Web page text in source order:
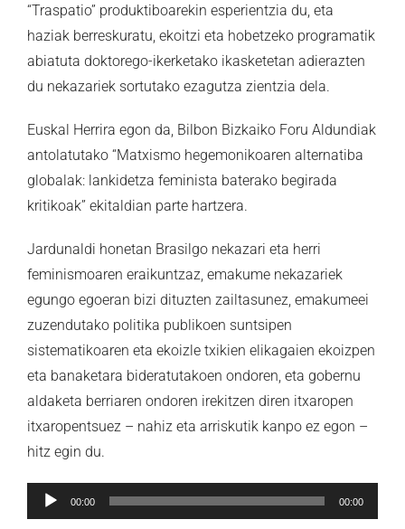
“Traspatio” produktiboarekin esperientzia du, eta
haziak berreskuratu, ekoitzi eta hobetzeko programatik
abiatuta doktorego-ikerketako ikasketetan adierazten
du nekazariek sortutako ezagutza zientzia dela.
Euskal Herrira egon da, Bilbon Bizkaiko Foru Aldundiak
antolatutako “Matxismo hegemonikoaren alternatiba
globalak: lankidetza feminista baterako begirada
kritikoak” ekitaldian parte hartzera.
Jardunaldi honetan Brasilgo nekazari eta herri
feminismoaren eraikuntzaz, emakume nekazariek
egungo egoeran bizi dituzten zailtasunez, emakumeei
zuzendutako politika publikoen suntsipen
sistematikoaren eta ekoizle txikien elikagaien ekoizpen
eta banaketara bideratutakoen ondoren, eta gobernu
aldaketa berriaren ondoren irekitzen diren itxaropen
itxaropentsuez – nahiz eta arriskutik kanpo ez egon –
hitz egin du.
Soinu
erreproduzigailua
00:00 00:00